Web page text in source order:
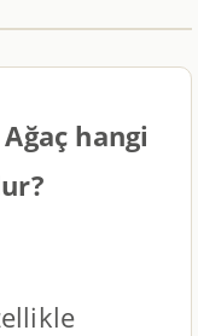
hangi